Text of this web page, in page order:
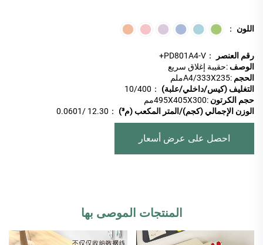
اللون ：
رقم العنصر
：PD801A4-V+
الوصف :حقيبة إغلاق سريع
الحجم :A4/333X235ملم
التغليف (كيس/داخلي/علبة)
：10/400
حجم الكرتون :495X405X300مم
الوزن الإجمالي (كجم)/المتر المكعب (م³)
：12.30 /0.0601
احصل على عرض أسعار
المنتجات الموصى بها